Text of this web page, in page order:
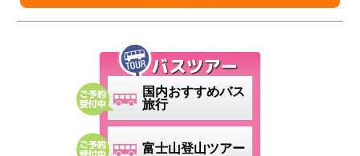
国内おすすめバス
旅行
富士山登山ツアー